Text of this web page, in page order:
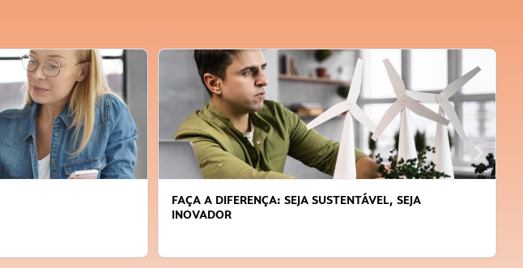
FAÇA A DIFERENÇA: SEJA SUSTENTÁVEL, SEJA
INOVADOR